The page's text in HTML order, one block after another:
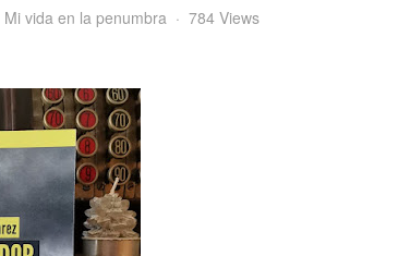
Mi vida en la penumbra
784 Views